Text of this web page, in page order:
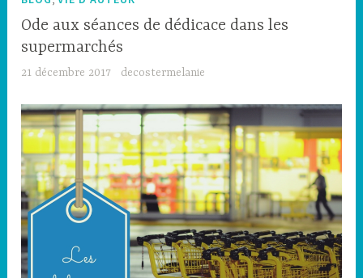
Ode aux séances de dédicace dans les
supermarchés
21 décembre 2017 decostermelanie